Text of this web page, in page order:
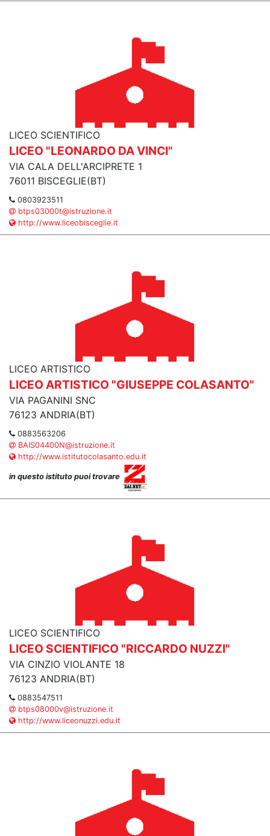
LICEO SCIENTIFICO
LICEO "LEONARDO DA VINCI"
VIA CALA DELL'ARCIPRETE 1
76011 BISCEGLIE(BT)
0803923511
btps03000t@istruzione.it
http://www.liceobisceglie.it
LICEO ARTISTICO
LICEO ARTISTICO "GIUSEPPE COLASANTO"
VIA PAGANINI SNC
76123 ANDRIA(BT)
0883563206
BAIS04400N@istruzione.it
http://www.istitutocolasanto.edu.it
in questo istituto puoi trovare
LICEO SCIENTIFICO
LICEO SCIENTIFICO "RICCARDO NUZZI"
VIA CINZIO VIOLANTE 18
76123 ANDRIA(BT)
0883547511
btps08000v@istruzione.it
http://www.liceonuzzi.edu.it